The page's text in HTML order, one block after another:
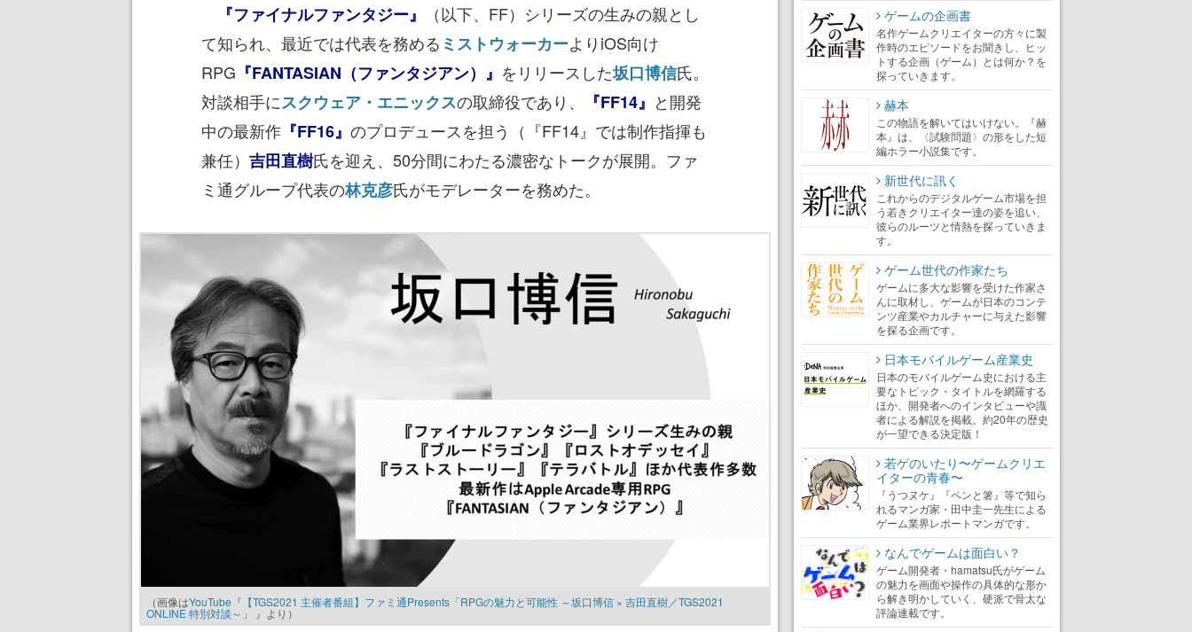
『ファイナルファンタジー』
（以下、FF）シリーズの生みの親とし
て知られ、最近では代表を務める ミストウォーカーよりiOS向け
RPG 『FANTASIAN（ファンタジアン）』 をリリースした坂口博信氏。
対談相手にスクウェア・エニックスの取締役であり、 『FF14』 と開発
中の最新作 『FF16』 のプロデュースを担う（『FF14』では制作指揮も
兼任） 吉田直樹氏を迎え、50分間にわたる濃密なトークが展開。ファ
ミ通グループ代表の林克彦氏がモデレーターを務めた。
（画像はYouTube『【TGS2021 主催者番組】ファミ通Presents「RPGの魅力と可能性 ～坂口博信 × 吉田直樹／TGS2021
ONLINE 特別対談～」 』 より）
ゲームの企画書
名作ゲームクリエイターの方々に製
作時のエピソードをお聞きし、ヒッ
トする企画（ゲーム）とは何か？を
探っていきます。
赫本
この物語を解いてはいけない。『赫
本』は、〈試験問題〉の形をした短
編ホラー小説集です。
新世代に訊く
これからのデジタルゲーム市場を担
う若きクリエイター達の姿を追い、
彼らのルーツと情熱を探っていきま
す。
ゲーム世代の作家たち
ゲームに多大な影響を受けた作家さ
んに取材し、ゲームが日本のコンテ
ンツ産業やカルチャーに与えた影響
を探る企画です。
日本モバイルゲーム産業史
日本のモバイルゲーム史における主
要なトピック・タイトルを網羅する
ほか、開発者へのインタビューや識
者による解説を掲載。約20年の歴史
が一望できる決定版！
若ゲのいたり〜ゲームクリエ
イターの青春〜
『うつヌケ』『ペンと箸』等で知ら
れるマンガ家・田中圭一先生による
ゲーム業界レポートマンガです。
なんでゲームは面白い？
ゲーム開発者・hamatsu氏がゲーム
の魅力を画面や操作の具体的な形か
ら解き明かしていく、硬派で骨太な
評論連載です。